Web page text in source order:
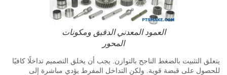
العمود المعدني الدقيق ومكونات
المحور
التثبيت بالضغط الناجح بالتوازن. يجب أن يخلق التصميم تداخلًا كافيًا
على قبضة قوية. ولكن التداخل المفرط يؤدي مباشرة إلى